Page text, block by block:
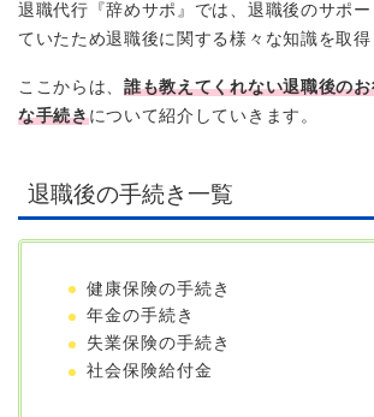
退職代行『辞めサポ』では、退職後のサポー
ていたため退職後に関する様々な知識を取得
ここからは、誰も教えてくれない退職後の
な手続きについて紹介していきます。
退職後の手続き一覧
健康保険の手続き
年金の手続き
失業保険の手続き
社会保険給付金